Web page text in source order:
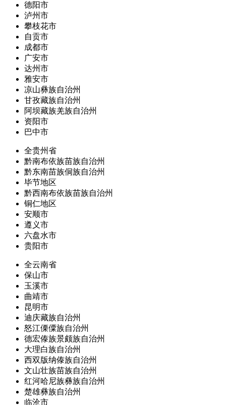
德阳市
泸州市
攀枝花市
自贡市
成都市
广安市
达州市
雅安市
凉山彝族自治州
甘孜藏族自治州
阿坝藏族羌族自治州
资阳市
巴中市
全贵州省
黔南布依族苗族自治州
黔东南苗族侗族自治州
毕节地区
黔西南布依族苗族自治州
铜仁地区
安顺市
遵义市
六盘水市
贵阳市
全云南省
保山市
玉溪市
曲靖市
昆明市
迪庆藏族自治州
怒江傈僳族自治州
德宏傣族景颇族自治州
大理白族自治州
西双版纳傣族自治州
文山壮族苗族自治州
红河哈尼族彝族自治州
楚雄彝族自治州
临沧市